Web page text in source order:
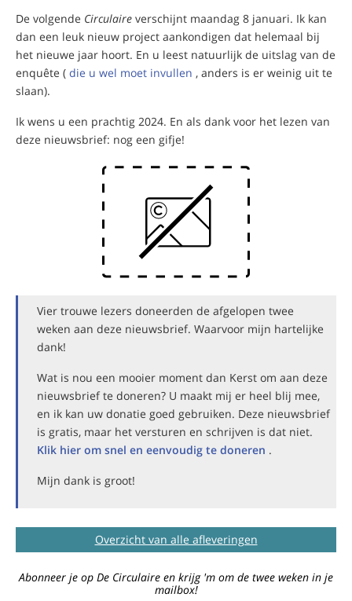
De volgende Circulaire verschijnt maandag 8 januari. Ik kan
dan een leuk nieuw project aankondigen dat helemaal bij
het nieuwe jaar hoort. En u leest natuurlijk de uitslag van de
enquête ( die u wel moet invullen , anders is er weinig uit te
slaan).
Ik wens u een prachtig 2024. En als dank voor het lezen van
deze nieuwsbrief: nog een gifje!
Vier trouwe lezers doneerden de afgelopen twee
weken aan deze nieuwsbrief. Waarvoor mijn hartelijke
dank!
Wat is nou een mooier moment dan Kerst om aan deze
nieuwsbrief te doneren? U maakt mij er heel blij mee,
en ik kan uw donatie goed gebruiken. Deze nieuwsbrief
is gratis, maar het versturen en schrijven is dat niet.
Klik hier om snel en eenvoudig te doneren .
Mijn dank is groot!
Overzicht van alle afleveringen
Abonneer je op De Circulaire en krijg 'm om de twee weken in je
mailbox!